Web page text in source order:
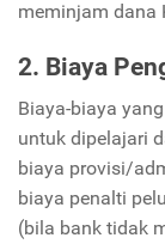
meminjam dana
2. Biaya
Biaya-biaya
untuk dipelajari
biaya provisi/
biaya penalti
(bila bank tidak